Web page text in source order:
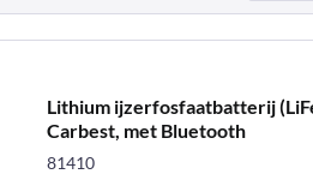
Lithium ijzerfosfaatbatterij
Carbest, met Bluetooth
81410